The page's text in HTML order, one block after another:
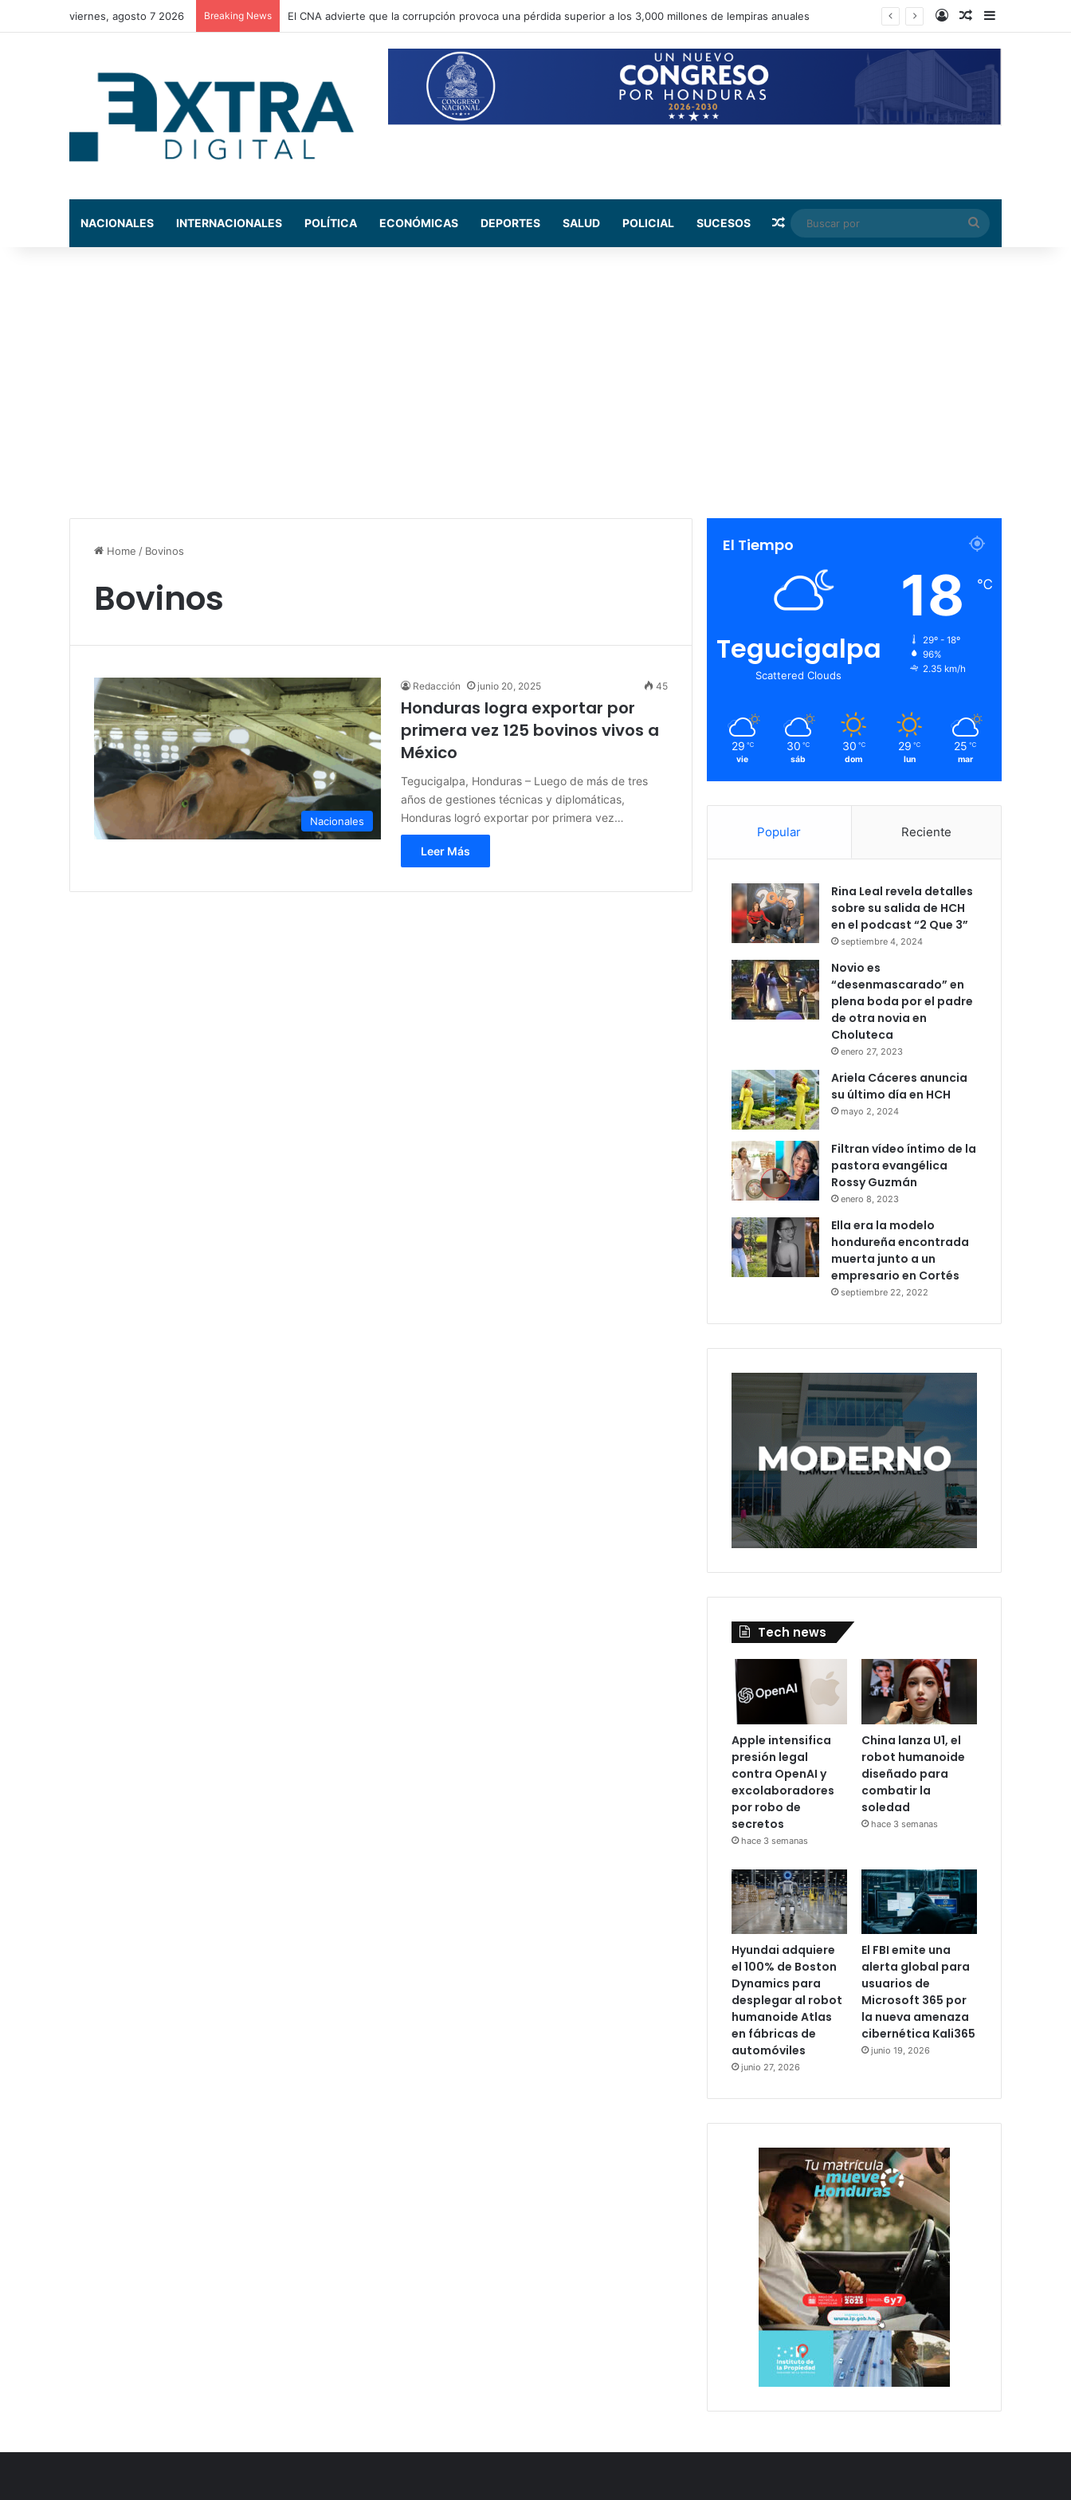
viernes, agosto 7 2026 Breaking News El CNA advierte que la corrupción provoca una pérdida superior a los 3,000 millones de lempiras anuales Log InRandom Article
NACIONALES INTERNACIONALES POLÍTICA ECONÓMICAS DEPORTES SALUD POLICIAL SUCESOS Random Article
Buscar
por
Home / Bovinos
Bovinos
Nacionales
Redacción junio 20, 2025 45
Honduras logra exportar por
primera vez 125 bovinos vivos a
México
Tegucigalpa, Honduras – Luego de más de tres
años de gestiones técnicas y diplomáticas,
Honduras logró exportar por primera vez…
Leer Más
El Tiempo
Tegucigalpa
Scattered Clouds
18 ℃
29º - 18º
96%
2.35 km/h
29 ℃
vie
30 ℃
sáb
30 ℃
dom
29 ℃
lun
25 ℃
mar
Popular Reciente
Rina Leal revela detalles
sobre su salida de HCH
en el podcast “2 Que 3”
septiembre 4, 2024
Novio es
“desenmascarado” en
plena boda por el padre
de otra novia en
Choluteca
enero 27, 2023
Ariela Cáceres anuncia
su último día en HCH
mayo 2, 2024
Filtran vídeo íntimo de la
pastora evangélica
Rossy Guzmán
enero 8, 2023
Ella era la modelo
hondureña encontrada
muerta junto a un
empresario en Cortés
septiembre 22, 2022
Tech news
Apple intensifica
presión legal
contra OpenAI y
excolaboradores
por robo de
secretos
hace 3 semanas
China lanza U1, el
robot humanoide
diseñado para
combatir la
soledad
hace 3 semanas
Hyundai adquiere
el 100% de Boston
Dynamics para
desplegar al robot
humanoide Atlas
en fábricas de
automóviles
junio 27, 2026
El FBI emite una
alerta global para
usuarios de
Microsoft 365 por
la nueva amenaza
cibernética Kali365
junio 19, 2026